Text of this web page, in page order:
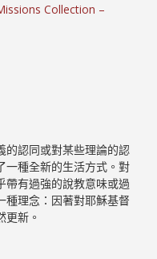
Collection –
的認同或對某些理論的認
一種全新的生活方式。對
帶有過強的說教意味或過
種理念：因著對耶穌基督
更新。